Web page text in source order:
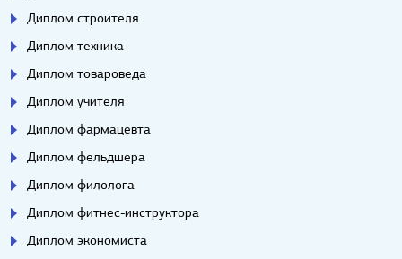
Диплом строителя
Диплом техника
Диплом товароведа
Диплом учителя
Диплом фармацевта
Диплом фельдшера
Диплом филолога
Диплом фитнес-инструктора
Диплом экономиста